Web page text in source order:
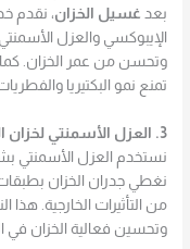
بعد غسيل الخزان، نقدم
الإيبوكسي والعزل
وتحسن من عمر الخزان. كما
تمنع نمو البكتيريا
3. العزل الأسمنتي لخزان المياه بالرياض
نستخدم العزل الأسمنتي
نغطي جدران الخزان
من التأثيرات الخارجية.
وتحسين فعالية الخزان في